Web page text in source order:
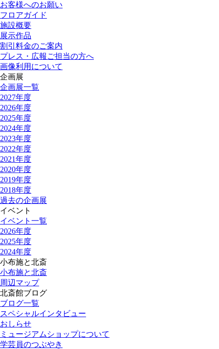
お客様へのお願い
フロアガイド
施設概要
展示作品
割引料金のご案内
プレス・広報ご担当の方へ
画像利用について
企画展
企画展一覧
2027年度
2026年度
2025年度
2024年度
2023年度
2022年度
2021年度
2020年度
2019年度
2018年度
過去の企画展
イベント
イベント一覧
2026年度
2025年度
2024年度
小布施と北斎
小布施と北斎
周辺マップ
北斎館ブログ
ブログ一覧
スペシャルインタビュー
おしらせ
ミュージアムショップについて
学芸員のつぶやき